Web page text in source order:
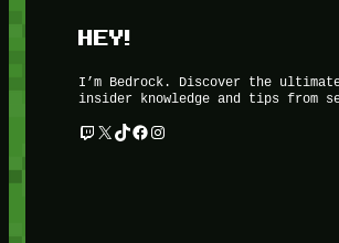
HEY!
I’m Bedrock. Discover the
insider knowledge and tips from
Twitch X TikTok Facebook Instagram